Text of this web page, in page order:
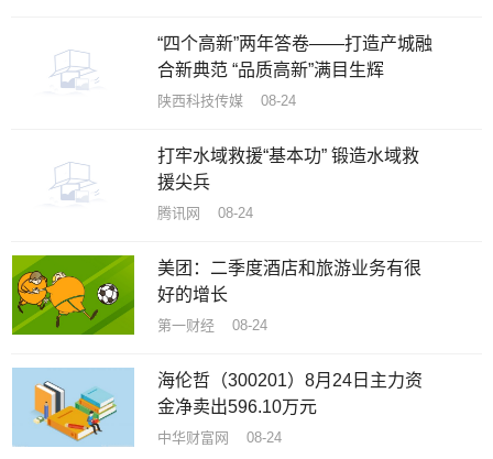
“四个高新”两年答卷——打造产城融
合新典范 “品质高新”满目生辉
陕西科技传媒 08-24
打牢水域救援“基本功” 锻造水域救
援尖兵
腾讯网 08-24
美团：二季度酒店和旅游业务有很
好的增长
第一财经 08-24
海伦哲（300201）8月24日主力资
金净卖出596.10万元
中华财富网 08-24